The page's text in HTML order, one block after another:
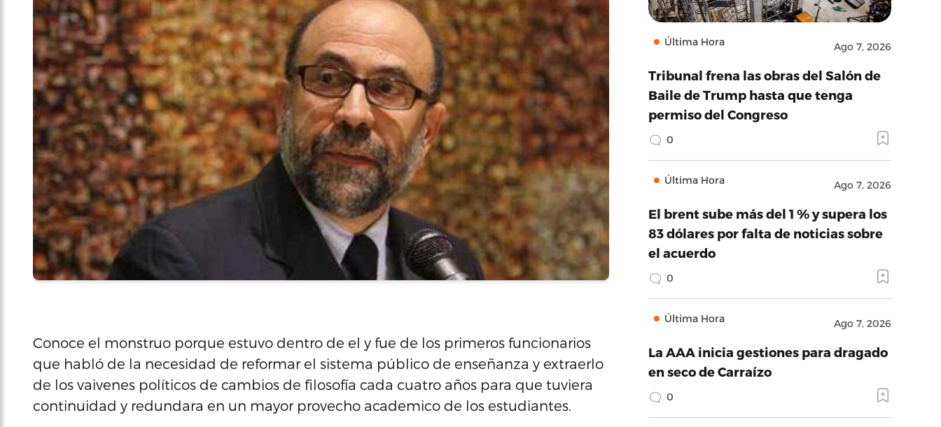
Conoce el monstruo porque estuvo dentro de el y fue de los primeros funcionarios
que habló de la necesidad de reformar el sistema público de enseñanza y extraerlo
de los vaivenes políticos de cambios de filosofía cada cuatro años para que tuviera
continuidad y redundara en un mayor provecho academico de los estudiantes.
Última Hora Ago 7, 2026
Tribunal frena las obras del Salón de
Baile de Trump hasta que tenga
permiso del Congreso
0
Última Hora Ago 7, 2026
El brent sube más del 1 % y supera los
83 dólares por falta de noticias sobre
el acuerdo
0
Última Hora Ago 7, 2026
La AAA inicia gestiones para dragado
en seco de Carraízo
0